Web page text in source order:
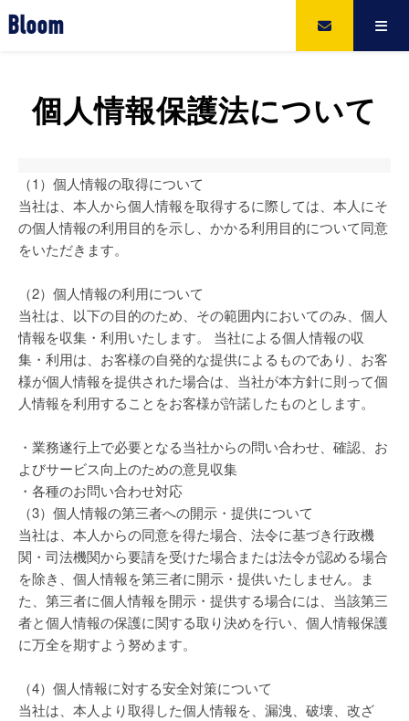
Bloom
個人情報保護法について
（1）個人情報の取得について
当社は、本人から個人情報を取得するに際しては、本人にそ
の個人情報の利用目的を示し、かかる利用目的について同意
をいただきます。
（2）個人情報の利用について
当社は、以下の目的のため、その範囲内においてのみ、個人
情報を収集・利用いたします。 当社による個人情報の収
集・利用は、お客様の自発的な提供によるものであり、お客
様が個人情報を提供された場合は、当社が本方針に則って個
人情報を利用することをお客様が許諾したものとします。
・業務遂行上で必要となる当社からの問い合わせ、確認、お
よびサービス向上のための意見収集
・各種のお問い合わせ対応
（3）個人情報の第三者への開示・提供について
当社は、本人からの同意を得た場合、法令に基づき行政機
関・司法機関から要請を受けた場合または法令が認める場合
を除き、個人情報を第三者に開示・提供いたしません。ま
た、第三者に個人情報を開示・提供する場合には、当該第三
者と個人情報の保護に関する取り決めを行い、個人情報保護
に万全を期すよう努めます。
（4）個人情報に対する安全対策について
当社は、本人より取得した個人情報を、漏洩、破壊、改ざ